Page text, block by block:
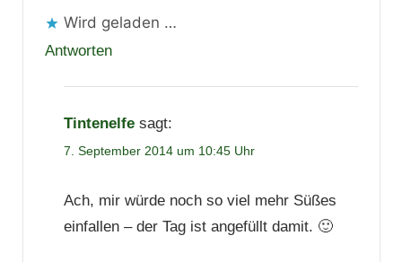
Wird geladen …
Antworten
Tintenelfe sagt:
7. September 2014 um 10:45 Uhr
Ach, mir würde noch so viel mehr Süßes
einfallen – der Tag ist angefüllt damit. 🙂